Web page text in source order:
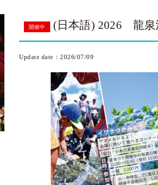
開催中 (日本語) 2026 龍泉
Update date：2026/07/09